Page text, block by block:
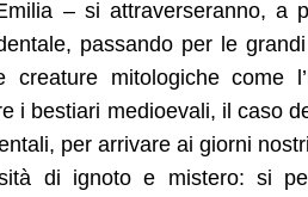
– si attraverseranno, a
passando per le
creature mitologiche come
i bestiari medioevali, il caso
per arrivare ai giorni
di ignoto e mistero: si